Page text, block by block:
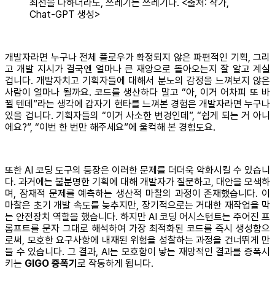
최선을 다하더라도, 쓰레기는 쓰레기다. <출처: 작가,
Chat-GPT 생성>
개발자라면 누구나 전체 플로우가 확정되지 않은 파편적인 기획, 그리
고 개발 지시가 결국엔 얼마나 큰 재앙으로 돌아오는지 잘 알고 계실
겁니다. 개발자치고 기획자들에 대해서 분노의 감정을 느껴보지 않은
사람이 얼마나 될까요. 코드를 생산하다 말고 “아, 이거 어차피 또 바
뀔 텐데”라는 생각에 갑자기 현타를 느껴본 경험은 개발자라면 누구나
있을 겁니다. 기획자들의 “이거 사소한 변경인데”, “쉽게 되는 거 아니
에요?”, “이번 한 번만 해주세요”에 울컥해 본 경험도요.
또한 AI 코딩 도구의 등장은 이러한 문제를 더더욱 악화시킬 수 있습니
다. 과거에는 불분명한 기획에 대해 개발자가 질문하고, 대안을 모색하
며, 잠재적 문제를 예측하는 생산적 마찰의 과정이 존재했습니다. 이
마찰은 초기 개발 속도를 늦추지만, 장기적으로는 거대한 재작업을 막
는 안전장치 역할을 했습니다. 하지만 AI 코딩 어시스턴트는 주어진 프
롬프트를 문자 그대로 해석하여 가장 최적화된 코드를 즉시 생성함으
로써, 모호한 요구사항에 내재된 위험을 성찰하는 과정을 건너뛰게 만
들 수 있습니다. 그 결과, AI는 모호함이 낳는 재앙적인 결과를 증폭시
키는 GIGO 증폭기 로 작동하게 됩니다.